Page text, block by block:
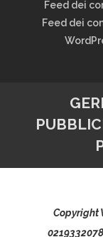
Feed dei
Feed dei
Copyright